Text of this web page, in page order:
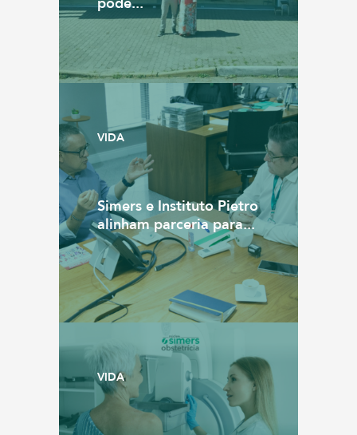
VIDA
Simers e Instituto Pietro
alinham parceria para...
VIDA